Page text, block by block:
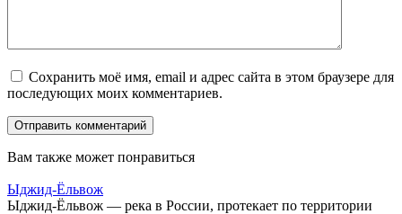
Сохранить моё имя, email и адрес сайта в этом браузере для
последующих моих комментариев.
Вам также может понравиться
Ыджид-Ёльвож
Ыджид-Ёльвож — река в России, протекает по территории